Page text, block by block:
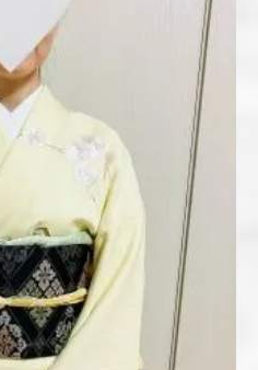
室で応用力を身につける
ディネート技術も学ぶ理
すい着付け教室案内
け教室の選び方ガイド
学や体験で不安を解消
教材費の確認ポイント
少人数制の魅力を体感